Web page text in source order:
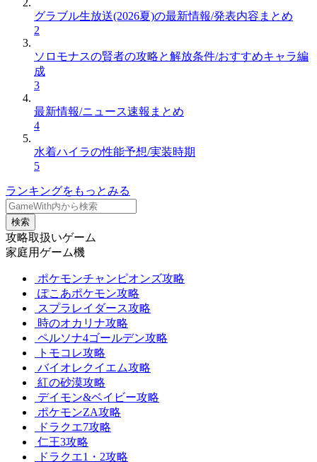
グラブル生放送(2026夏)の最新情報/発表内容まとめ
2
ソロモナスの賢者の攻略と解放条件/おすすめキャラ編
成
3
最新情報/ニュース速報まとめ
4
水着ハイラの性能予想/実装時期
5
ランキングをもっとみる
検索
攻略取扱いゲーム
家庭用ゲーム機
ポケモンチャンピオンズ攻略
ぽこあポケモン攻略
スプラレイダース攻略
時のオカリナ攻略
ペルソナ4ゴールデン攻略
トモコレ攻略
バイオレクイエム攻略
紅の砂漠攻略
デイモン&ベイビー攻略
ポケモンZA攻略
ドラクエ7攻略
仁王3攻略
ドラクエ1・2攻略